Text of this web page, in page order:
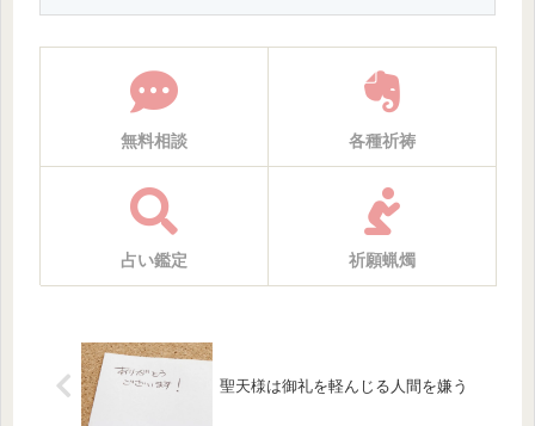
無料相談 各種祈祷
占い鑑定 祈願蝋燭
聖天様は御礼を軽んじる人間を嫌う